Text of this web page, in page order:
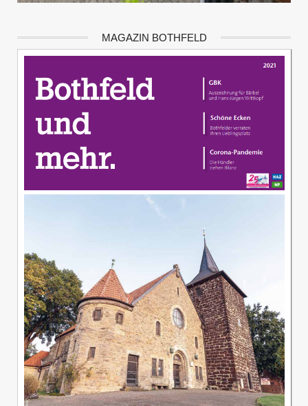
MAGAZIN BOTHFELD